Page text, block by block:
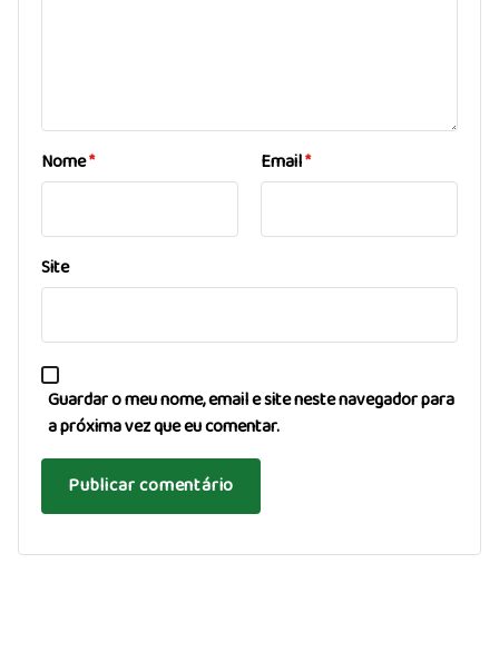
Nome* Email*
Site
Guardar o meu nome, email e site neste navegador para
a próxima vez que eu comentar.